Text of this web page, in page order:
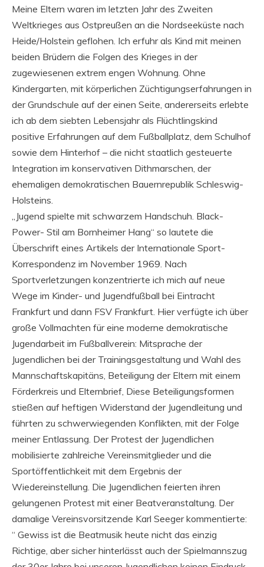
Meine Eltern waren im letzten Jahr des Zweiten
Weltkrieges aus Ostpreußen an die Nordseeküste nach
Heide/Holstein geflohen. Ich erfuhr als Kind mit meinen
beiden Brüdern die Folgen des Krieges in der
zugewiesenen extrem engen Wohnung. Ohne
Kindergarten, mit körperlichen Züchtigungserfahrungen in
der Grundschule auf der einen Seite, andererseits erlebte
ich ab dem siebten Lebensjahr als Flüchtlingskind
positive Erfahrungen auf dem Fußballplatz, dem Schulhof
sowie dem Hinterhof – die nicht staatlich gesteuerte
Integration im konservativen Dithmarschen, der
ehemaligen demokratischen Bauernrepublik Schleswig-
Holsteins.
„Jugend spielte mit schwarzem Handschuh. Black-
Power- Stil am Bornheimer Hang“ so lautete die
Überschrift eines Artikels der Internationale Sport-
Korrespondenz im November 1969. Nach
Sportverletzungen konzentrierte ich mich auf neue
Wege im Kinder- und Jugendfußball bei Eintracht
Frankfurt und dann FSV Frankfurt. Hier verfügte ich über
große Vollmachten für eine moderne demokratische
Jugendarbeit im Fußballverein: Mitsprache der
Jugendlichen bei der Trainingsgestaltung und Wahl des
Mannschaftskapitäns, Beteiligung der Eltern mit einem
Förderkreis und Elternbrief, Diese Beteiligungsformen
stießen auf heftigen Widerstand der Jugendleitung und
führten zu schwerwiegenden Konflikten, mit der Folge
meiner Entlassung. Der Protest der Jugendlichen
mobilisierte zahlreiche Vereinsmitglieder und die
Sportöffentlichkeit mit dem Ergebnis der
Wiedereinstellung. Die Jugendlichen feierten ihren
gelungenen Protest mit einer Beatveranstaltung. Der
damalige Vereinsvorsitzende Karl Seeger kommentierte:
“ Gewiss ist die Beatmusik heute nicht das einzig
Richtige, aber sicher hinterlässt auch der Spielmannszug